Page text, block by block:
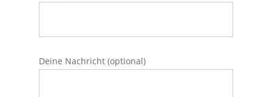
Deine Nachricht (optional)